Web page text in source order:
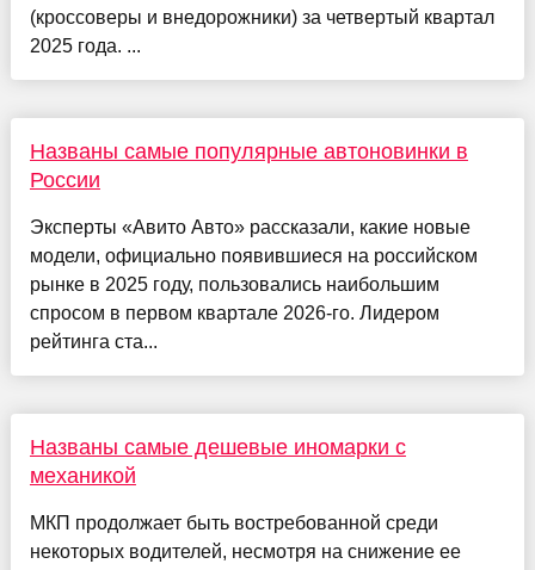
(кроссоверы и внедорожники) за четвертый квартал
2025 года. ...
Названы самые популярные автоновинки в
России
Эксперты «Авито Авто» рассказали, какие новые
модели, официально появившиеся на российском
рынке в 2025 году, пользовались наибольшим
спросом в первом квартале 2026-го. Лидером
рейтинга ста...
Названы самые дешевые иномарки с
механикой
МКП продолжает быть востребованной среди
некоторых водителей, несмотря на снижение ее